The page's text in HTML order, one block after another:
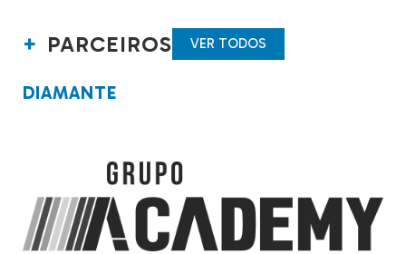
PARCEIROS VER TODOS
DIAMANTE